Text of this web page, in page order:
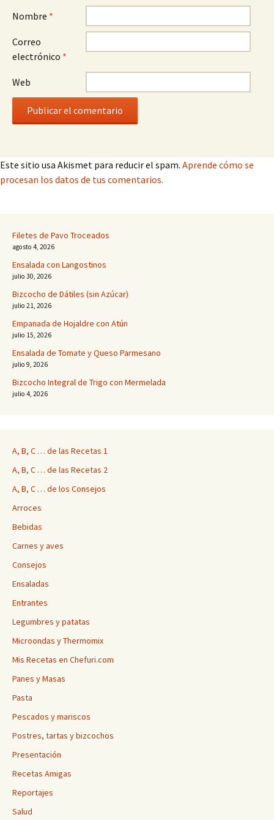
Nombre *
Correo
electrónico *
Web
Este sitio usa Akismet para reducir el spam. Aprende cómo se
procesan los datos de tus comentarios.
Filetes de Pavo Troceados
agosto 4, 2026
Ensalada con Langostinos
julio 30, 2026
Bizcocho de Dátiles (sin Azúcar)
julio 21, 2026
Empanada de Hojaldre con Atún
julio 15, 2026
Ensalada de Tomate y Queso Parmesano
julio 9, 2026
Bizcocho Integral de Trigo con Mermelada
julio 4, 2026
A, B, C … de las Recetas 1
A, B, C … de las Recetas 2
A, B, C … de los Consejos
Arroces
Bebidas
Carnes y aves
Consejos
Ensaladas
Entrantes
Legumbres y patatas
Microondas y Thermomix
Mis Recetas en Chefuri.com
Panes y Masas
Pasta
Pescados y mariscos
Postres, tartas y bizcochos
Presentación
Recetas Amigas
Reportajes
Salud